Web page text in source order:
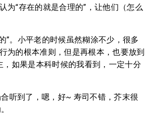
为“存在的就是合理的”，让他们（怎么
”。小平老的时候虽然糊涂不少，很多
为的根本准则，但是再根本，也要放到
如果是本科时候的我看到，一定十分
听到了，嗯，好~ 寿司不错，芥末很